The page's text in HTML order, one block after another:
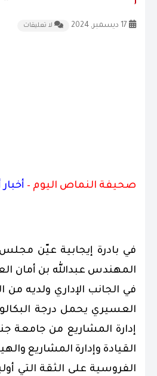
لا تعليقات
صحيفة النماص اليوم –
في بادرة إيجابية عيّن
المهندس عبدالله بن أمان
في الجانب الإداري ولديه
العسيري يحمل درجة
إدارة المشاريع من جامعة
القيادة وإدارة المشاريع
الفروسية على الثقة التي